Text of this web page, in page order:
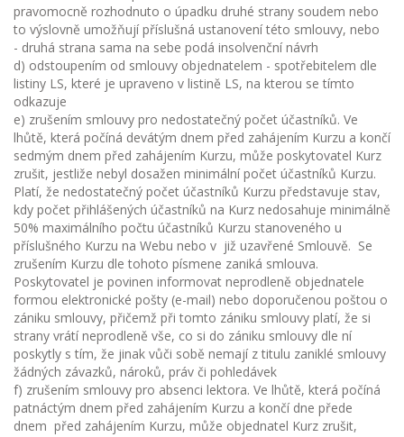
pravomocně rozhodnuto o úpadku druhé strany soudem nebo
to výslovně umožňují příslušná ustanovení této smlouvy, nebo
- druhá strana sama na sebe podá insolvenční návrh
d) odstoupením od smlouvy objednatelem - spotřebitelem dle
listiny LS, které je upraveno v listině LS, na kterou se tímto
odkazuje
e) zrušením smlouvy pro nedostatečný počet účastníků. Ve
lhůtě, která počíná devátým dnem před zahájením Kurzu a končí
sedmým dnem před zahájením Kurzu, může poskytovatel Kurz
zrušit, jestliže nebyl dosažen minimální počet účastníků Kurzu.
Platí, že nedostatečný počet účastníků Kurzu představuje stav,
kdy počet přihlášených účastníků na Kurz nedosahuje minimálně
50% maximálního počtu účastníků Kurzu stanoveného u
příslušného Kurzu na Webu nebo v již uzavřené Smlouvě. Se
zrušením Kurzu dle tohoto písmene zaniká smlouva.
Poskytovatel je povinen informovat neprodleně objednatele
formou elektronické pošty (e-mail) nebo doporučenou poštou o
zániku smlouvy, přičemž při tomto zániku smlouvy platí, že si
strany vrátí neprodleně vše, co si do zániku smlouvy dle ní
poskytly s tím, že jinak vůči sobě nemají z titulu zaniklé smlouvy
žádných závazků, nároků, práv či pohledávek
f) zrušením smlouvy pro absenci lektora. Ve lhůtě, která počíná
patnáctým dnem před zahájením Kurzu a končí dne přede
dnem před zahájením Kurzu, může objednatel Kurz zrušit,